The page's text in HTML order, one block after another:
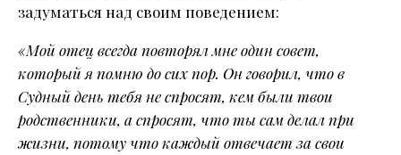
задуматься над своим поведением:
«Мой отец всегда повторял мне один совет,
который я помню до сих пор. Он говорил, что в
Судный день тебя не спросят, кем были твои
родственники, а спросят, что ты сам делал при
жизни, потому что каждый отвечает за свои